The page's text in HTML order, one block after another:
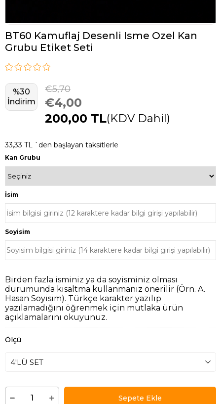
BT60 Kamuflaj Desenli Isme Ozel Kan
Grubu Etiket Seti
%30
İndirim
€5,70
€4,00
200,00 TL(KDV Dahil)
33,33 TL `den başlayan taksitlerle
Kan Grubu
İsim
Soyisim
Birden fazla isminiz ya da soyisminiz olması
durumunda kısaltma kullanmanız önerilir (Örn. A.
Hasan Soyisim). Türkçe karakter yazılıp
yazılamadığını öğrenmek için mutlaka ürün
açıklamalarını okuyunuz.
Ölçü